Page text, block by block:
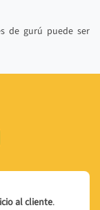
de gurú puede ser
al cliente.